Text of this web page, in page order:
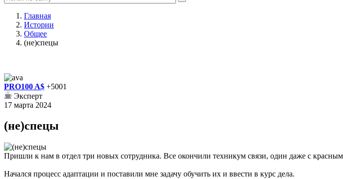
Главная
Истории
Общее
(не)спецы
PRO100 A$ +5001
Эксперт
17 марта 2024
(не)спецы
Пришли к нам в отдел три новых сотрудника. Все окончили техникум связи, один даже с
Начался процесс адаптации и поставили мне задачу обучить их и ввести в курс дела.